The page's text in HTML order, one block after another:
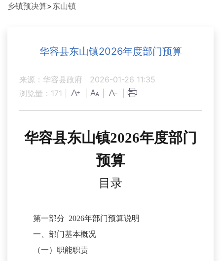
乡镇预决算>东山镇
华容县东山镇2026年度部门预算
来源：华容县政府
2026-01-26 11:35
浏览量： 171
华容县东山镇2026年度部门
预算
目录
第一部分 2026年部门预算说明
一、部门基本概况
（一）职能职责